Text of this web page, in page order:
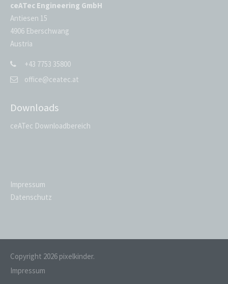
ceATec Engineering GmbH
Antiesen 15
4906 Eberschwang
Austria
+43 7753 35800
office@ceatec.at
Downloads
ceATec Downloadbereich
Impressum
Datenschutz
Copyright 2026 pixelkinder.
Impressum